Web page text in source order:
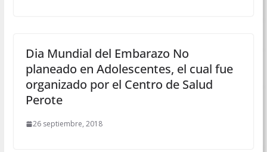
Dia Mundial del Embarazo No
planeado en Adolescentes, el cual fue
organizado por el Centro de Salud
Perote
26 septiembre, 2018